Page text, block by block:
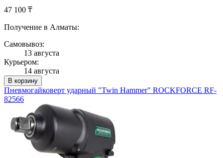
47 100 ₸
Получение в Алматы:
Самовывоз:
13 августа
Курьером:
14 августа
В корзину
Пневмогайковерт ударный "Twin Hammer" ROCKFORCE RF-
82566